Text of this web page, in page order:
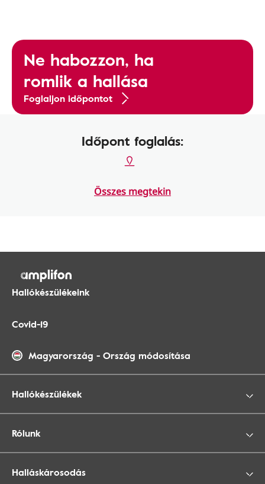
Ne habozzon, ha
romlik a hallása
Foglaljon időpontot
Időpont foglalás:
Összes megtekin
Hallókészülékeink
Covid-19
Magyarország - Ország módosítása
Hallókészülékek
Rólunk
Halláskárosodás